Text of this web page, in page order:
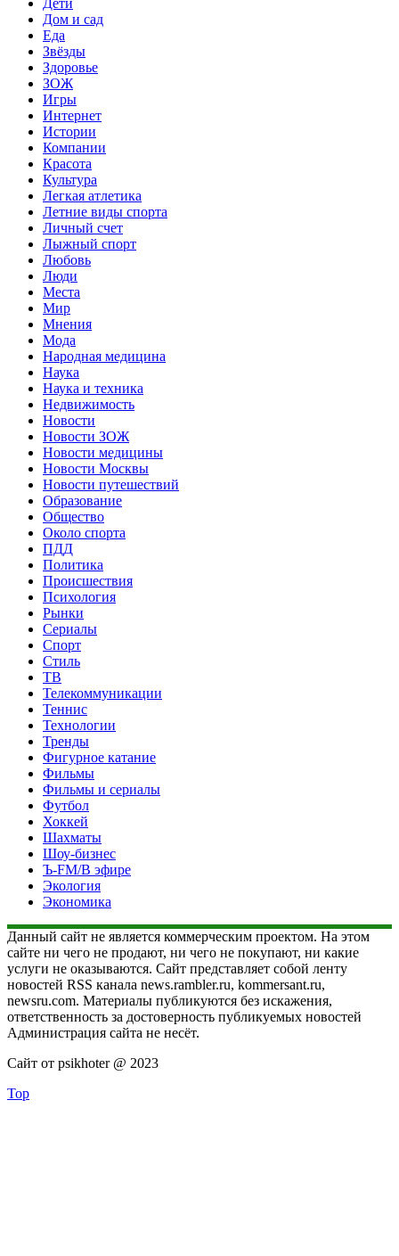
Дети
Дом и сад
Еда
Звёзды
Здоровье
ЗОЖ
Игры
Интернет
Истории
Компании
Красота
Культура
Легкая атлетика
Летние виды спорта
Личный счет
Лыжный спорт
Любовь
Люди
Места
Мир
Мнения
Мода
Народная медицина
Наука
Наука и техника
Недвижимость
Новости
Новости ЗОЖ
Новости медицины
Новости Москвы
Новости путешествий
Образование
Общество
Около спорта
ПДД
Политика
Происшествия
Психология
Рынки
Сериалы
Спорт
Стиль
ТВ
Телекоммуникации
Теннис
Технологии
Тренды
Фигурное катание
Фильмы
Фильмы и сериалы
Футбол
Хоккей
Шахматы
Шоу-бизнес
Ъ-FM/В эфире
Экология
Экономика
Данный сайт не является коммерческим проектом. На этом
сайте ни чего не продают, ни чего не покупают, ни какие
услуги не оказываются. Сайт представляет собой ленту
новостей RSS канала news.rambler.ru, kommersant.ru,
newsru.com. Материалы публикуются без искажения,
ответственность за достоверность публикуемых новостей
Администрация сайта не несёт.
Сайт от psikhoter @ 2023
Top